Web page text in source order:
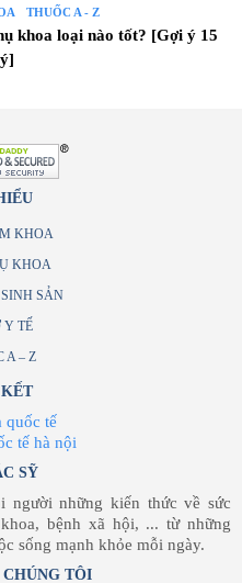
THUỐC A - Z
khoa loại nào tốt? [Gợi ý 15
KHOA
KHOA
SẢN
Y TẾ
A – Z
quốc tế
tế hà nội
SỸ
người những kiến thức về sức
bệnh xã hội, ... từ những
sống mạnh khỏe mỗi ngày.
TÔI